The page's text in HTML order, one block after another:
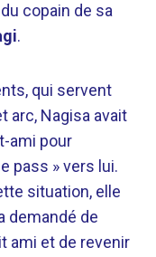
copain de sa
.
qui servent
arc, Nagisa avait
ami pour
pass » vers lui.
situation, elle
demandé de
ami et de revenir